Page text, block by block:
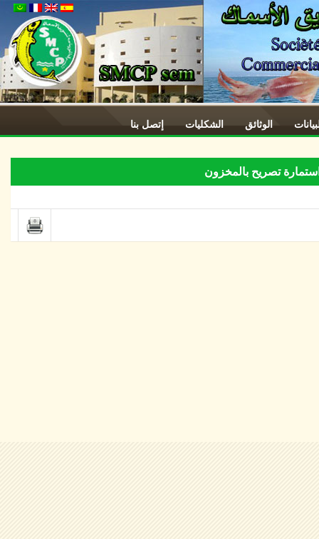
الوثائق الشكليات إتصل بنا